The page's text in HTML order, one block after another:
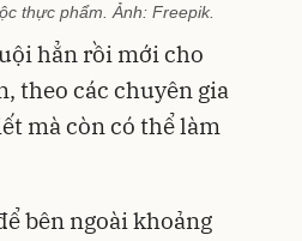
thực phẩm. Ảnh: Freepik.
hẳn rồi mới cho
theo các chuyên gia
mà còn có thể làm
bên ngoài khoảng